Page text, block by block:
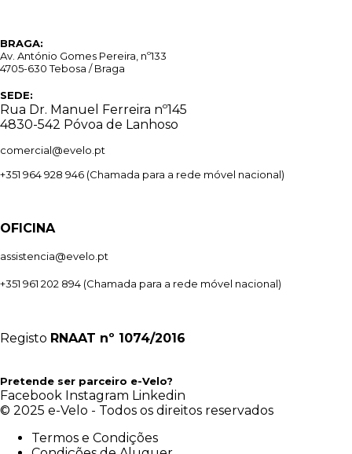
BRAGA:
Av. António Gomes Pereira, nº133
4705-630 Tebosa / Braga
SEDE:
Rua Dr. Manuel Ferreira nº145
4830-542 Póvoa de Lanhoso
comercial@evelo.pt
+351 964 928 946 (Chamada para a rede móvel nacional)
OFICINA
assistencia@evelo.pt
+351 961 202 894 (Chamada para a rede móvel nacional)
Registo RNAAT nº 1074/2016
Pretende ser parceiro e-Velo?
Facebook Instagram Linkedin
© 2025 e-Velo - Todos os direitos reservados
Termos e Condições